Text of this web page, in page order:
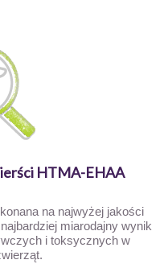
HTMA-EHAA
na najwyżej jakości
miarodajny wynik
i toksycznych w